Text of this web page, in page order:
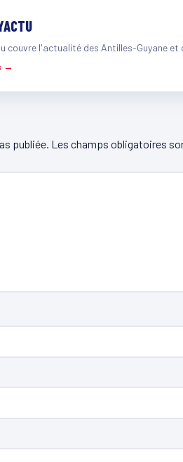
couvre l'actualité des Antilles-Guyane et
→
publiée. Les champs obligatoires